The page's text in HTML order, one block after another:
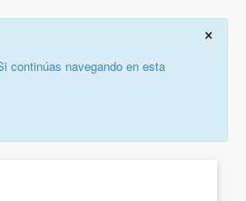
×
continúas navegando en esta